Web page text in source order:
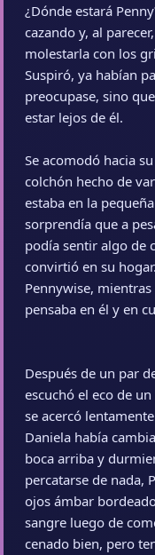
¿Dónde estará
cazando y, al
molestarla con los
Suspiró, ya habían
preocupase, sino
estar lejos de él.
Se acomodó hacia
colchón hecho de
estaba en la
sorprendía que a
podía sentir algo de
convirtió en su
Pennywise,
pensaba en él y en
Después de un par
escuchó el eco de
se acercó
Daniela había
boca arriba y
percatarse de nada,
ojos ámbar
sangre luego de
cenado bien, pero